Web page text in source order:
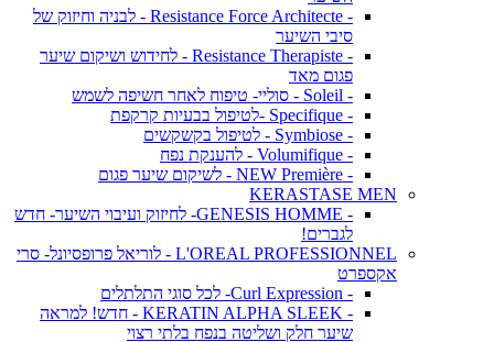
- Resistance Force Architecte - לבניה וחיזוק של
סיבי השיער
- Resistance Therapiste - לחידוש ושיקום שיער
פגום מאד
- Soleil - סוליי- טיפוח לאחר חשיפה לשמש
- Specifique -לטיפול בבעיות קרקפת
- Symbiose - לטיפול בקשקשים
- Volumifique - להענקת נפח
- NEW Première - לשיקום שיער פגום
KERASTASE MEN
- GENESIS HOMME- לחיזוק ועיבוי השיער- חדש
לגברים!
L'OREAL PROFESSIONNEL - לוריאל פרופסיונל- סרי
אקספרט
- Curl Expression- לכל סוגי התלתלים
- KERATIN ALPHA SLEEK - חדש! למראה
שיער חלק ושליטה בנפח בלתי רצוי